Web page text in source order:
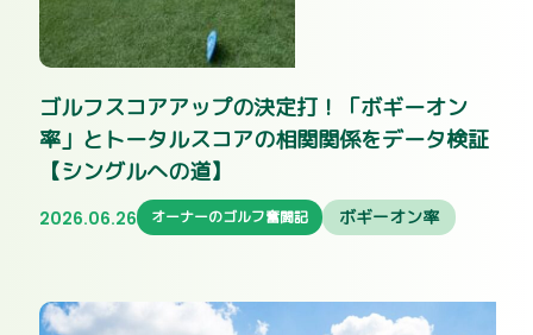
ゴルフスコアアップの決定打！「ボギーオン
率」とトータルスコアの相関関係をデータ検証
【シングルへの道】
2026.06.26 オーナーのゴルフ奮闘記 ボギーオン率